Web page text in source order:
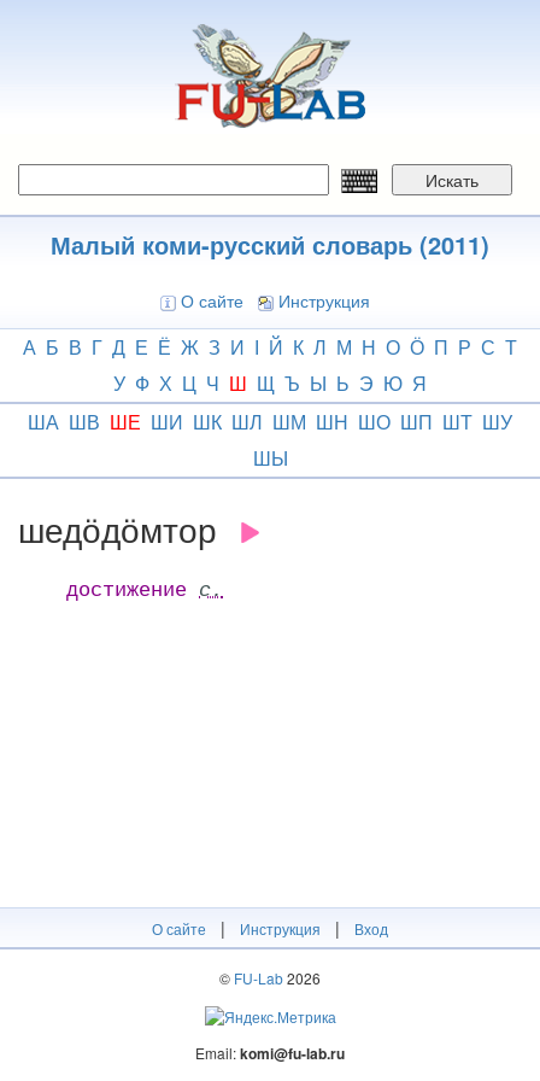
Искать
Малый коми-русский словарь (2011)
О сайте Инструкция
А Б В Г Д Е Ё Ж З И І Й К Л М Н О Ӧ П Р С Т
У Ф Х Ц Ч Ш Щ Ъ Ы Ь Э Ю Я
ША ШВ ШЕ ШИ ШК ШЛ ШМ ШН ШО ШП ШТ ШУ
ШЫ
шедӧдӧмтор
достижение с.
О сайте | Инструкция | Вход
© FU-Lab2026
Email:komi@fu-lab.ru